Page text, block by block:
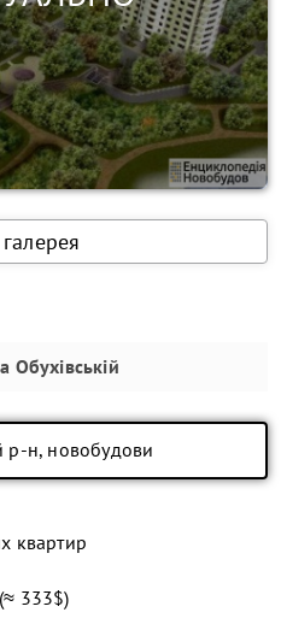
галерея
Обухівській
р-н, новобудови
квартир
(≈ 333$)